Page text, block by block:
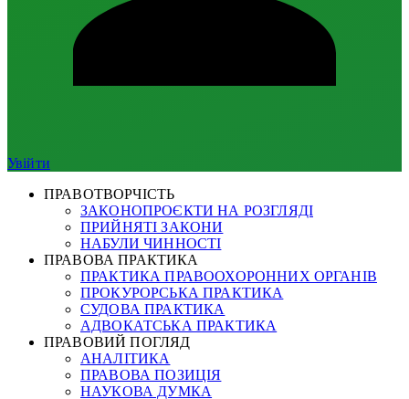
Увійти
ПРАВОТВОРЧІСТЬ
ЗАКОНОПРОЄКТИ НА РОЗГЛЯДІ
ПРИЙНЯТІ ЗАКОНИ
НАБУЛИ ЧИННОСТІ
ПРАВОВА ПРАКТИКА
ПРАКТИКА ПРАВООХОРОННИХ ОРГАНІВ
ПРОКУРОРСЬКА ПРАКТИКА
СУДОВА ПРАКТИКА
АДВОКАТСЬКА ПРАКТИКА
ПРАВОВИЙ ПОГЛЯД
АНАЛІТИКА
ПРАВОВА ПОЗИЦІЯ
НАУКОВА ДУМКА